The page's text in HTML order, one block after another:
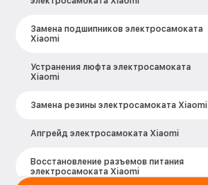
Замена подшипников электросамоката
Xiaomi
Устранения люфта электросамоката
Xiaomi
Замена резины электросамоката Xiaomi
Апгрейд электросамоката Xiaomi
Восстановление разъемов питания
электросамоката Xiaomi